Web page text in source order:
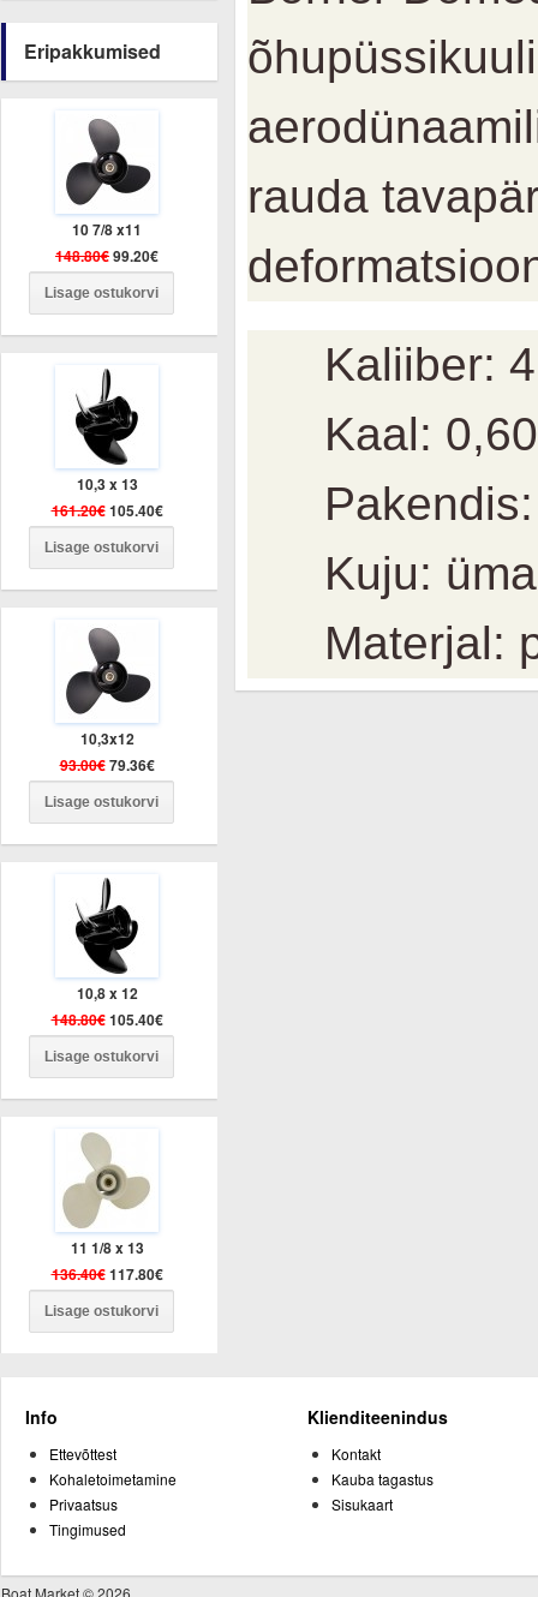
Eripakkumised
10 7/8 x11
148.80€99.20€
10,3 x 13
161.20€105.40€
10,3x12
93.00€79.36€
10,8 x 12
148.80€105.40€
11 1/8 x 13
136.40€117.80€
rauda
Kaliiber:
Kaal:
Kuju:
Materjal:
Info
Ettevõttest
Kohaletoimetamine
Privaatsus
Tingimused
Klienditeenindus
Kontakt
Kauba tagastus
Sisukaart
Boat Market © 2026